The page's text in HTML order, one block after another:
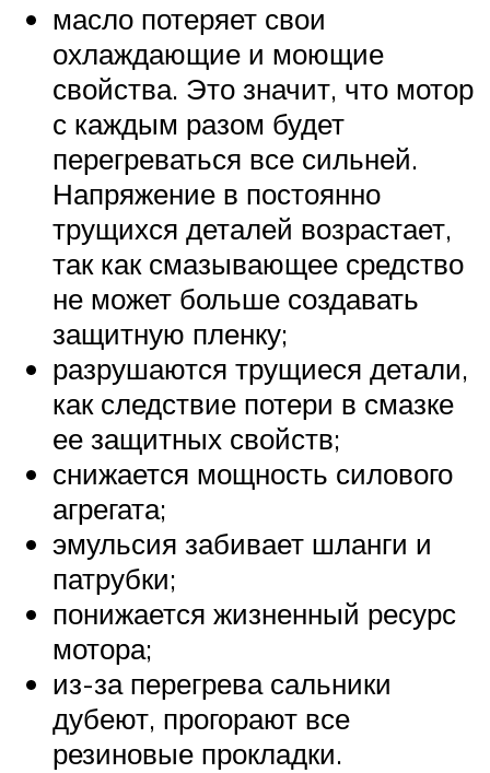
масло потеряет свои
охлаждающие и моющие
свойства. Это значит, что мотор
с каждым разом будет
перегреваться все сильней.
Напряжение в постоянно
трущихся деталей возрастает,
так как смазывающее средство
не может больше создавать
защитную пленку;
разрушаются трущиеся детали,
как следствие потери в смазке
ее защитных свойств;
снижается мощность силового
агрегата;
эмульсия забивает шланги и
патрубки;
понижается жизненный ресурс
мотора;
из-за перегрева сальники
дубеют, прогорают все
резиновые прокладки.